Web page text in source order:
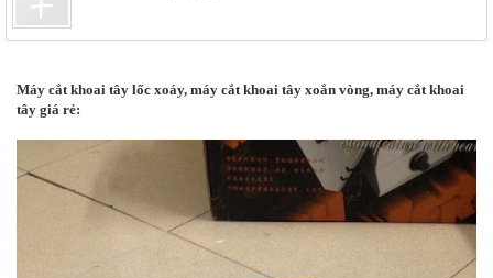
Máy cắt khoai tây lốc xoáy, máy cắt khoai tây xoắn vòng, máy cắt khoai
tây giá rẻ: